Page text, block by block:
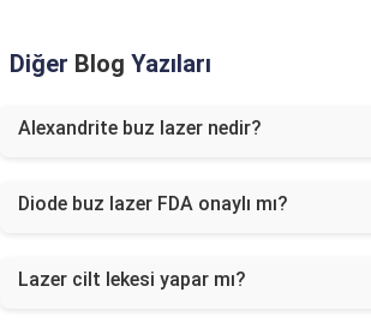
Diğer Blog Yazıları
Alexandrite buz lazer nedir?
Diode buz lazer FDA onaylı mı?
Lazer cilt lekesi yapar mı?